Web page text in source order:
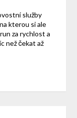
služby
kterou si ale
za rychlost a
než čekat až